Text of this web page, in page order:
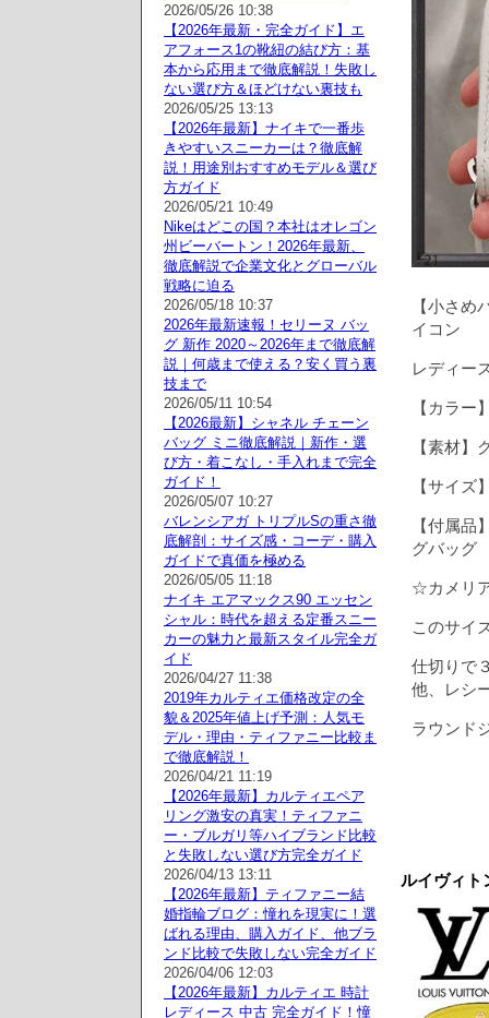
【小さ
イコン
レディー
【カラー
【素材】
【サイ
【付属
グバッグ
☆カメリ
このサイ
仕切りで
他、レシ
ラウンド
ルイヴィト
2026/05/26 10:38
【2026年最新・完全ガイド】エ
アフォース1の靴紐の結び方：基
本から応用まで徹底解説！失敗し
ない選び方＆ほどけない裏技も
2026/05/25 13:13
【2026年最新】ナイキで一番歩
きやすいスニーカーは？徹底解
説！用途別おすすめモデル＆選び
方ガイド
2026/05/21 10:49
Nikeはどこの国？本社はオレゴン
州ビーバートン！2026年最新、
徹底解説で企業文化とグローバル
戦略に迫る
2026/05/18 10:37
2026年最新速報！セリーヌ バッ
グ 新作 2020～2026年まで徹底解
説｜何歳まで使える？安く買う裏
技まで
2026/05/11 10:54
【2026最新】シャネル チェーン
バッグ ミニ徹底解説｜新作・選
び方・着こなし・手入れまで完全
ガイド！
2026/05/07 10:27
バレンシアガ トリプルSの重さ徹
底解剖：サイズ感・コーデ・購入
ガイドで真価を極める
2026/05/05 11:18
ナイキ エアマックス90 エッセン
シャル：時代を超える定番スニー
カーの魅力と最新スタイル完全ガ
イド
2026/04/27 11:38
2019年カルティエ価格改定の全
貌＆2025年値上げ予測：人気モ
デル・理由・ティファニー比較ま
で徹底解説！
2026/04/21 11:19
【2026年最新】カルティエペア
リング激安の真実！ティファニ
ー・ブルガリ等ハイブランド比較
と失敗しない選び方完全ガイド
2026/04/13 13:11
【2026年最新】ティファニー結
婚指輪ブログ：憧れを現実に！選
ばれる理由、購入ガイド、他ブラ
ンド比較で失敗しない完全ガイド
2026/04/06 12:03
【2026年最新】カルティエ 時計
レディース 中古 完全ガイド！憧